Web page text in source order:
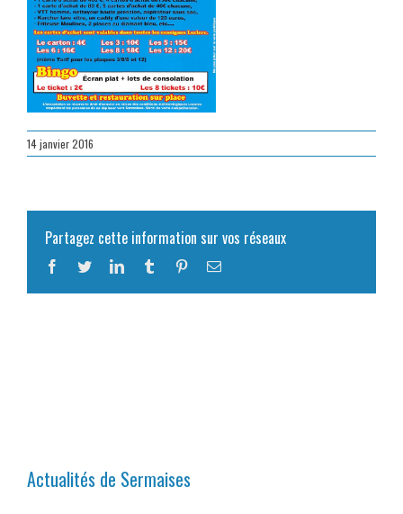
14 janvier 2016
Partagez cette information sur vos réseaux
Facebook
TwitterLinkedInTumblr PinterestEmail
Actualités de Sermaises